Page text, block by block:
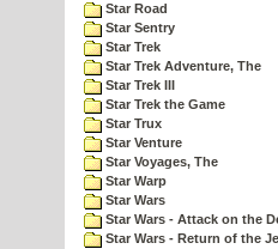
Star Road
Star Sentry
Star Trek
Star Trek Adventure, The
Star Trek III
Star Trek the Game
Star Trux
Star Venture
Star Voyages, The
Star Warp
Star Wars
Star Wars - Attack on the
Star Wars - Return of the